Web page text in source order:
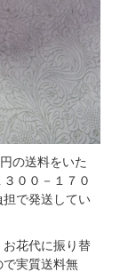
の送料をいた
００－１７０
で発送してい
花代に振り替
実質送料無